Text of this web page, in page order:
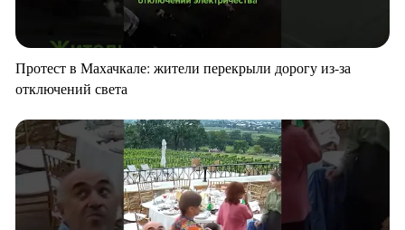
Протест в Махачкале: жители перекрыли дорогу из-за
отключений света